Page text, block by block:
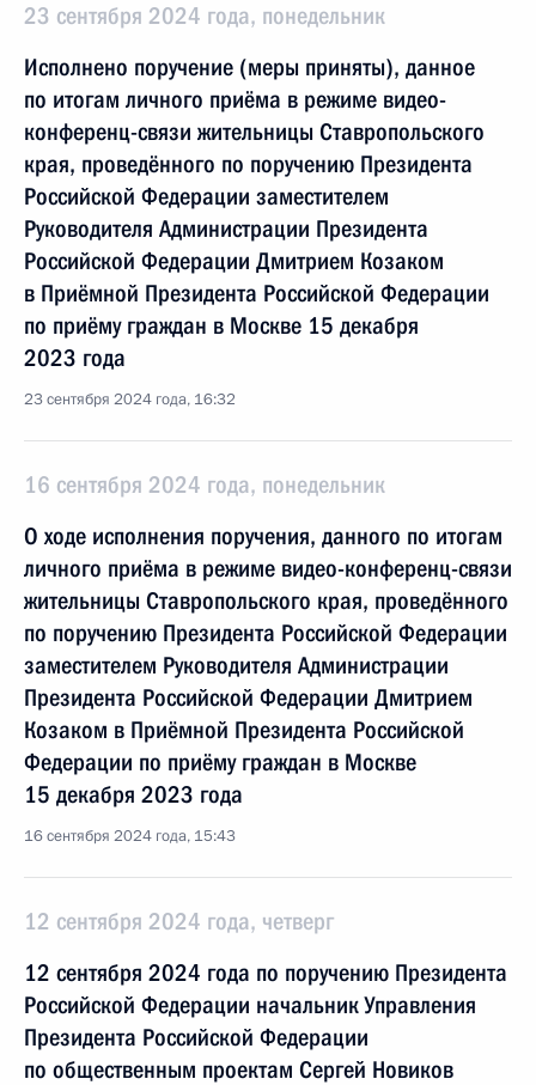
23 сентября 2024 года, понедельник
Исполнено поручение (меры приняты), данное
по итогам личного приёма в режиме видео-
конференц-связи жительницы Ставропольского
края, проведённого по поручению Президента
Российской Федерации заместителем
Руководителя Администрации Президента
Российской Федерации Дмитрием Козаком
в Приёмной Президента Российской Федерации
по приёму граждан в Москве 15 декабря
2023 года
23 сентября 2024 года, 16:32
16 сентября 2024 года, понедельник
О ходе исполнения поручения, данного по итогам
личного приёма в режиме видео-конференц-связи
жительницы Ставропольского края, проведённого
по поручению Президента Российской Федерации
заместителем Руководителя Администрации
Президента Российской Федерации Дмитрием
Козаком в Приёмной Президента Российской
Федерации по приёму граждан в Москве
15 декабря 2023 года
16 сентября 2024 года, 15:43
12 сентября 2024 года, четверг
12 сентября 2024 года по поручению Президента
Российской Федерации начальник Управления
Президента Российской Федерации
по общественным проектам Сергей Новиков